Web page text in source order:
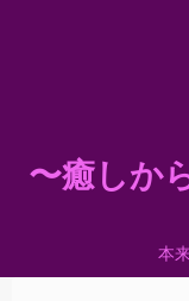
〜癒しか
本